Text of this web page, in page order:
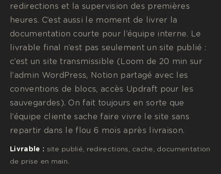
redirections et la supervision des premières
heures. C’est aussi le moment de livrer la
documentation courte pour l’équipe interne. Le
livrable final n’est pas seulement un site publié :
c’est un site transmissible (Loom de 20 min sur
l’admin WordPress, Notion partagé avec les
conventions de blocs, accès Updraft pour les
sauvegardes). On fait toujours en sorte que
l’équipe cliente sache faire vivre le site sans
repartir dans le flou 6 mois après livraison.
Livrable : site publié, redirections, cache, documentation
de prise en main.